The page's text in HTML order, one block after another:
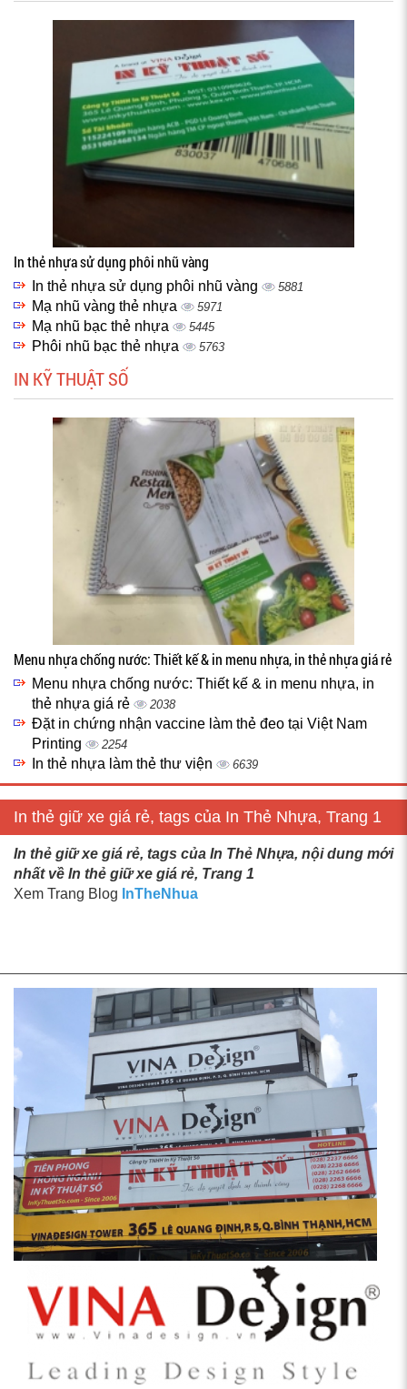
In thẻ nhựa sử dụng phôi nhũ vàng
In thẻ nhựa sử dụng phôi nhũ vàng 5881
Mạ nhũ vàng thẻ nhựa 5971
Mạ nhũ bạc thẻ nhựa 5445
Phôi nhũ bạc thẻ nhựa 5763
IN KỸ THUẬT SỐ
Menu nhựa chống nước: Thiết kế & in menu nhựa, in thẻ nhựa giá rẻ
Menu nhựa chống nước: Thiết kế & in menu nhựa, in
thẻ nhựa giá rẻ
2038
Đặt in chứng nhận vaccine làm thẻ đeo tại Việt Nam
Printing
2254
In thẻ nhựa làm thẻ thư viện 6639
In thẻ giữ xe giá rẻ, tags của In Thẻ Nhựa, Trang 1
In thẻ giữ xe giá rẻ, tags của In Thẻ Nhựa, nội dung mới
nhất về In thẻ giữ xe giá rẻ, Trang 1
Xem Trang Blog InTheNhua